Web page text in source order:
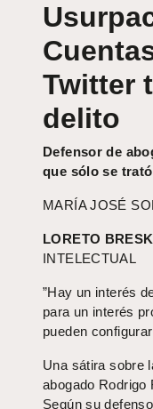
Twitter
delito
Defensor de
que sólo se
MARÍA JOSÉ
LORETO
INTELECTUAL
”Hay un interés
para un interés
pueden
Una sátira sobre
abogado Rodrigo
Según su